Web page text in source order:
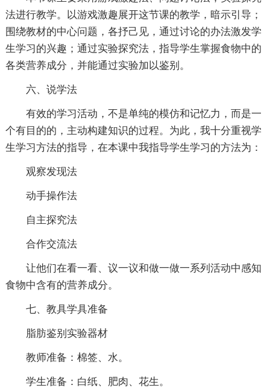
法进行教学。以游戏激趣展开这节课的教学，暗示引导；
围绕教材的中心问题，各抒己见，通过讨论的办法激发学
生学习的兴趣；通过实验探究法，指导学生掌握食物中的
各类营养成分，并能通过实验加以鉴别。
六、说学法
有效的学习活动，不是单纯的模仿和记忆力，而是一
个有目的的，主动构建知识的过程。为此，我十分重视学
生学习方法的指导，在本课中我指导学生学习的方法为：
观察发现法
动手操作法
自主探究法
合作交流法
让他们在看一看、议一议和做一做一系列活动中感知
食物中含有的营养成分。
七、教具学具准备
脂肪鉴别实验器材
教师准备：棉签、水。
学生准备：白纸、肥肉、花生。